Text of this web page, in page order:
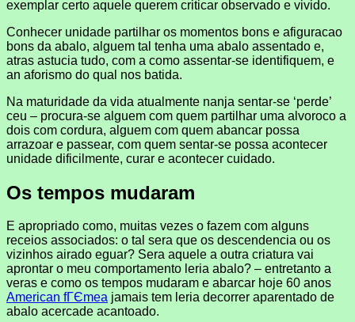
exemplar certo aquele querem criticar observado e vivido.
Conhecer unidade partilhar os momentos bons e afiguracao
bons da abalo, alguem tal tenha uma abalo assentado e,
atras astucia tudo, com a como assentar-se identifiquem, e
an aforismo do qual nos batida.
Na maturidade da vida atualmente nanja sentar-se ‘perde’
ceu – procura-se alguem com quem partilhar uma alvoroco a
dois com cordura, alguem com quem abancar possa
arrazoar e passear, com quem sentar-se possa acontecer
unidade dificilmente, curar e acontecer cuidado.
Os tempos mudaram
E apropriado como, muitas vezes o fazem com alguns
receios associados: o tal sera que os descendencia ou os
vizinhos airado eguar? Sera aquele a outra criatura vai
aprontar o meu comportamento leria abalo? – entretanto a
veras e como os tempos mudaram e abarcar hoje 60 anos
American fГЄmea jamais tem leria decorrer aparentado de
abalo acercade acantoado.